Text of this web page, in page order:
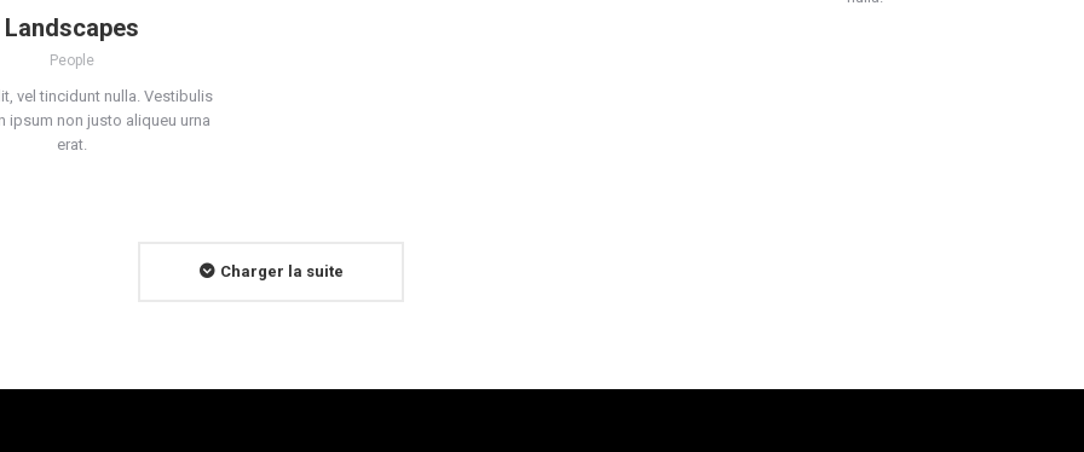
Landscapes
People
vel tincidunt nulla. Vestibulis
ipsum non justo aliqueu urna
erat.
Charger la suite